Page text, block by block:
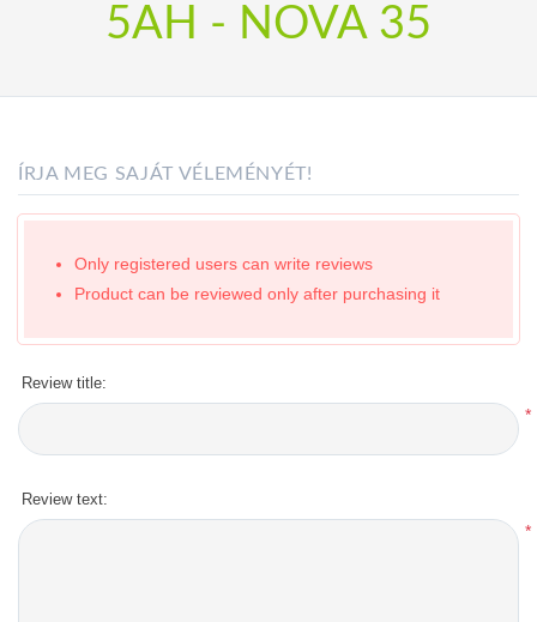
5AH - NOVA 35
ÍRJA MEG SAJÁT VÉLEMÉNYÉT!
Only registered users can write reviews
Product can be reviewed only after purchasing it
Review title:
*
Review text:
*